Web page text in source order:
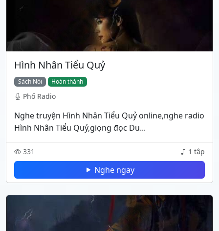
Hình Nhân Tiểu Quỷ
Sách Nói Hoàn thành
Phố Radio
Nghe truyện Hình Nhân Tiểu Quỷ online,nghe radio
Hình Nhân Tiểu Quỷ,giọng đọc Du...
331 1 tập
Nghe ngay